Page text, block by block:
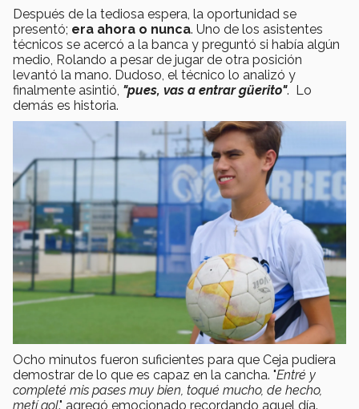
Después de la tediosa espera, la oportunidad se
presentó; era ahora o nunca. Uno de los asistentes
técnicos se acercó a la banca y preguntó si había algún
medio, Rolando a pesar de jugar de otra posición
levantó la mano. Dudoso, el técnico lo analizó y
finalmente asintió, "pues, vas a entrar güerito". Lo
demás es historia.
Ocho minutos fueron suficientes para que Ceja pudiera
demostrar de lo que es capaz en la cancha. "Entré y
completé mis pases muy bien, toqué mucho, de hecho,
metí gol." agregó emocionado recordando aquel día.